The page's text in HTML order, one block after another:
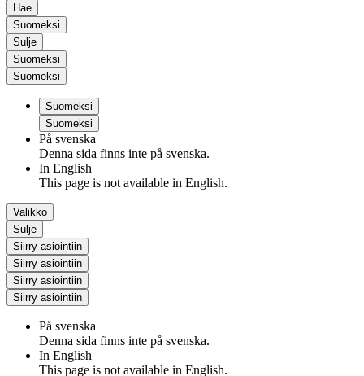
Hae
Suomeksi
Sulje
Suomeksi
Suomeksi
Suomeksi
Suomeksi
På svenska
Denna sida finns inte på svenska.
In English
This page is not available in English.
Valikko
Sulje
Siirry asiointiin
Siirry asiointiin
Siirry asiointiin
Siirry asiointiin
På svenska
Denna sida finns inte på svenska.
In English
This page is not available in English.